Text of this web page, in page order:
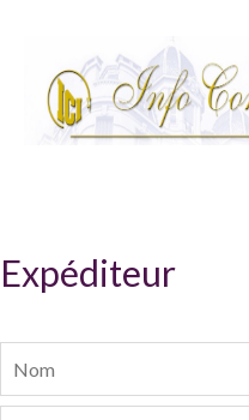
Expéditeur